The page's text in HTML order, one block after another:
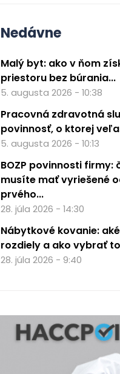
Nedávne
Malý byt: ako v ňom
priestoru bez búrania...
5. augusta 2026 - 10:38
Pracovná zdravotná
povinnosť, o ktorej
5. augusta 2026 - 10:13
BOZP povinnosti firmy:
musíte mať vyriešené
prvého...
28. júla 2026 - 14:30
Nábytkové kovanie:
rozdiely a ako vybrať
28. júla 2026 - 9:40